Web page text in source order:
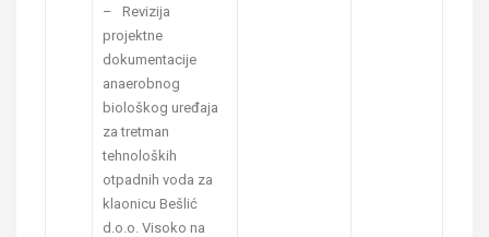
– Revizija
projektne
dokumentacije
anaerobnog
biološkog uređaja
za tretman
tehnoloških
otpadnih voda za
klaonicu Bešlić
d.o.o. Visoko na